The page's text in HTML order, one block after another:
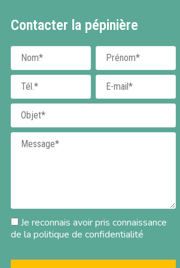
Contacter la pépinière
Nom Prénom
Téléphone E-mail
Objet
Message
Je reconnais avoir pris connaissance
de la politique de confidentialité